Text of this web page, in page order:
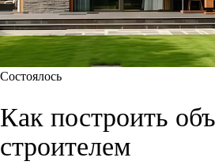
Состоялось
Как построить
строителем